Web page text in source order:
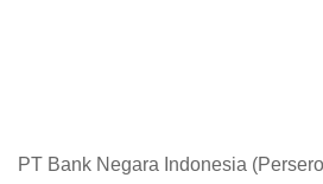
PT Bank Negara Indonesia